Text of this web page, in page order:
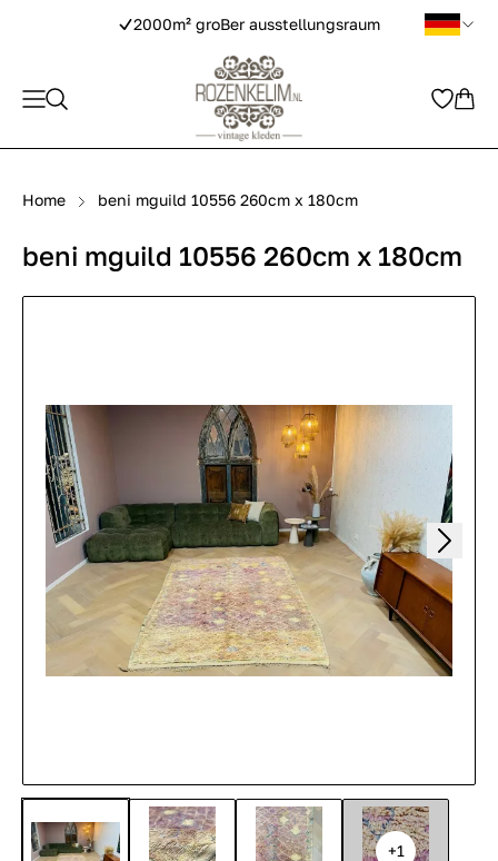
2000m² groBer ausstellungsraum
Home beni mguild 10556 260cm x 180cm
+1
beni mguild 10556 260cm x 180cm